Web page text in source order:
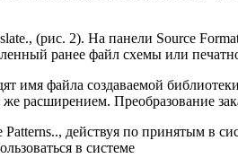
(рис. 2). На панели Source
ранее файл схемы или
имя файла создаваемой
расширением. Преобразование
действуя по принятым в
в системе